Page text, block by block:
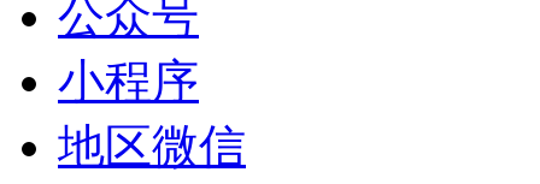
公众号
小程序
地区微信